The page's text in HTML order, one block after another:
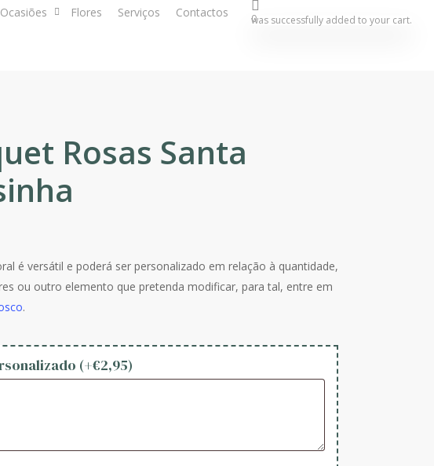
Ocasiões Flores Serviços Contactos 0
was successfully added to your cart.
Rosas Santa
é versátil e poderá ser personalizado em relação à quantidade,
ou outro elemento que pretenda modificar, para tal, entre em
.
(+€2,95)